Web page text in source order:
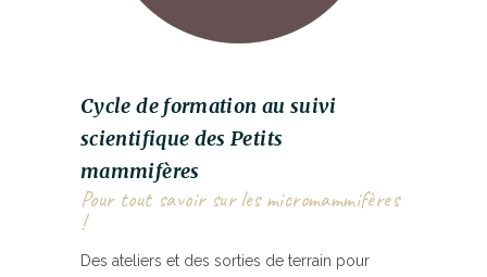
Cycle de formation au suivi
scientifique des Petits
mammifères
Pour tout savoir sur les micromammifères
!
Des ateliers et des sorties de terrain pour